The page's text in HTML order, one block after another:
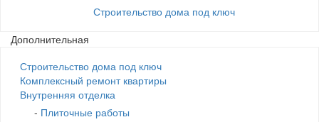
Строительство дома под ключ
Дополнительная
Строительство дома под ключ
Комплексный ремонт квартиры
Внутренняя отделка
- Плиточные работы